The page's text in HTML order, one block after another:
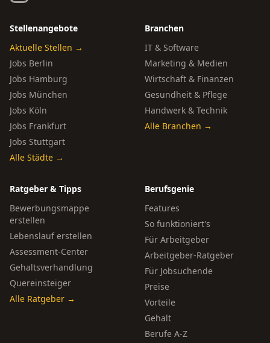
Stellenangebote
Aktuelle Stellen →
Jobs Berlin
Jobs Hamburg
Jobs München
Jobs Köln
Jobs Frankfurt
Jobs Stuttgart
Alle Städte →
Branchen
IT & Software
Marketing & Medien
Wirtschaft & Finanzen
Gesundheit & Pflege
Handwerk & Technik
Alle Branchen →
Ratgeber & Tipps
Bewerbungsmappe
erstellen
Lebenslauf erstellen
Assessment-Center
Gehaltsverhandlung
Quereinsteiger
Alle Ratgeber →
Berufsgenie
Features
So funktioniert's
Für Arbeitgeber
Arbeitgeber-Ratgeber
Für Jobsuchende
Preise
Vorteile
Gehalt
Berufe A-Z